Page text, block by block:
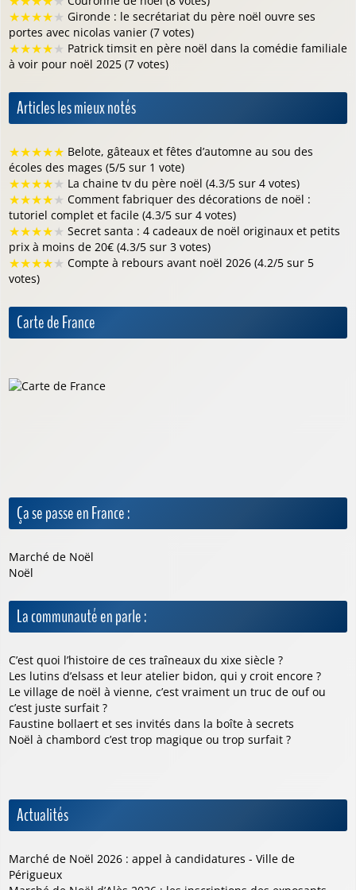
★★★★★ Gironde : le secrétariat du père noël ouvre ses
portes avec nicolas vanier (7 votes)
★★★★★ Patrick timsit en père noël dans la comédie familiale
à voir pour noël 2025 (7 votes)
Articles les mieux notés
★★★★★ Belote, gâteaux et fêtes d’automne au sou des
écoles des mages (5/5 sur 1 vote)
★★★★★ La chaine tv du père noël (4.3/5 sur 4 votes)
★★★★★ Comment fabriquer des décorations de noël :
tutoriel complet et facile (4.3/5 sur 4 votes)
★★★★★ Secret santa : 4 cadeaux de noël originaux et petits
prix à moins de 20€ (4.3/5 sur 3 votes)
★★★★★ Compte à rebours avant noël 2026 (4.2/5 sur 5
votes)
Carte de France
Ça se passe en France :
Marché de Noël
Noël
La communauté en parle :
C’est quoi l’histoire de ces traîneaux du xixe siècle ?
Les lutins d’elsass et leur atelier bidon, qui y croit encore ?
Le village de noël à vienne, c’est vraiment un truc de ouf ou
c’est juste surfait ?
Faustine bollaert et ses invités dans la boîte à secrets
Noël à chambord c’est trop magique ou trop surfait ?
Actualités
Marché de Noël 2026 : appel à candidatures - Ville de
Périgueux